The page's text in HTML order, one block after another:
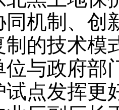
同机制、创
制的技术模
位与政府部
试点发挥更